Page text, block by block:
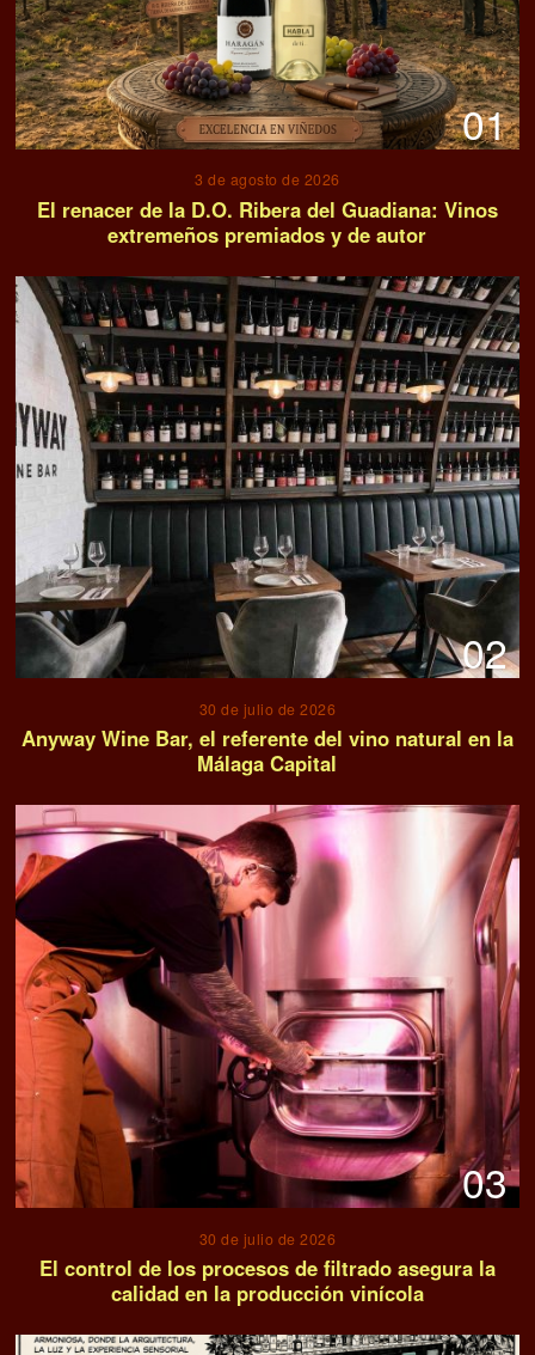
01
3 de agosto de 2026
El renacer de la D.O. Ribera del Guadiana: Vinos
extremeños premiados y de autor
02
30 de julio de 2026
Anyway Wine Bar, el referente del vino natural en la
Málaga Capital
03
30 de julio de 2026
El control de los procesos de filtrado asegura la
calidad en la producción vinícola